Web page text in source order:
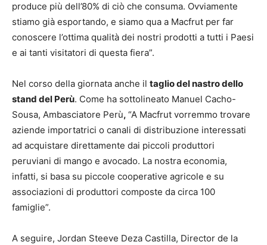
produce più dell’80% di ciò che consuma. Ovviamente
stiamo già esportando, e siamo qua a Macfrut per far
conoscere l’ottima qualità dei nostri prodotti a tutti i Paesi
e ai tanti visitatori di questa fiera”.
Nel corso della giornata anche il taglio del nastro dello
stand del Perù. Come ha sottolineato Manuel Cacho-
Sousa, Ambasciatore Perù, “A Macfrut vorremmo trovare
aziende importatrici o canali di distribuzione interessati
ad acquistare direttamente dai piccoli produttori
peruviani di mango e avocado. La nostra economia,
infatti, si basa su piccole cooperative agricole e su
associazioni di produttori composte da circa 100
famiglie”.
A seguire, Jordan Steeve Deza Castilla, Director de la